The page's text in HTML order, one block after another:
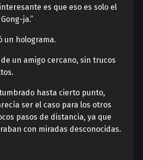
es que eso es solo el
ja.”
un holograma.
un amigo cercano, sin trucos
hasta cierto punto,
ser el caso para los otros
pasos de distancia, ya que
con miradas desconocidas.